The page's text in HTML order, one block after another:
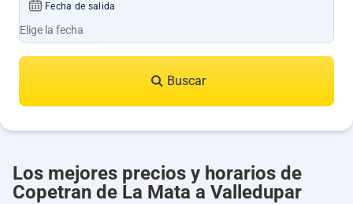
Fecha de salida
Buscar
Los mejores precios y horarios de
Copetran de La Mata a Valledupar